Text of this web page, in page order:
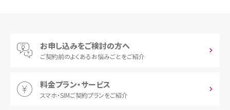
お申し込みをご検討の方へ
ご契約前のよくあるお悩みごとをご紹介
料金プラン・サービス
スマホ・SIMご契約プランをご紹介